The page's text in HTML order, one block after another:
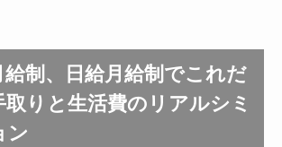
給制、日給月給制でこれだ
りと生活費のリアルシミ
ン